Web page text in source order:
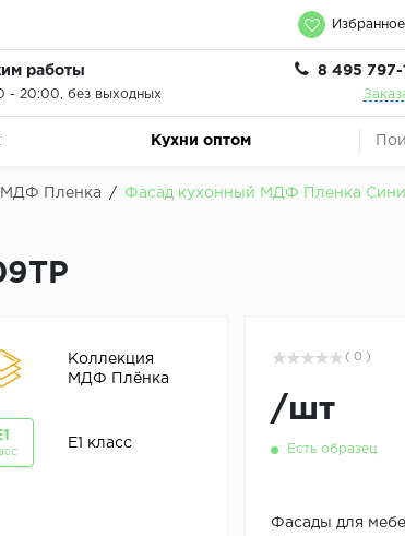
работы
- 20:00, без выходных
8 495
Кухни оптом
МДФ Пленка / Фасад кухонный МДФ Пленка
Коллекция
МДФ Плёнка
E1 класс
( 0 )
/шт
Есть образец
Фасады для